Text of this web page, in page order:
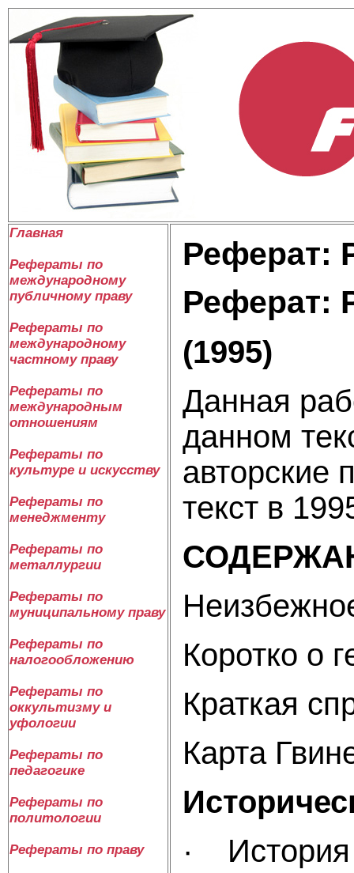
Главная
Рефераты по
международному
публичному праву
Рефераты по
международному
частному праву
Рефераты по
международным
отношениям
Рефераты по
культуре и искусству
Рефераты по
менеджменту
Рефераты по
металлургии
Рефераты по
муниципальному праву
Рефераты по
налогообложению
Рефераты по
оккультизму и
уфологии
Рефераты по
педагогике
Рефераты по
политологии
Рефераты по праву
Реферат:
Реферат:
(1995)
Данная
данном
авторские
текст в
Карта
·